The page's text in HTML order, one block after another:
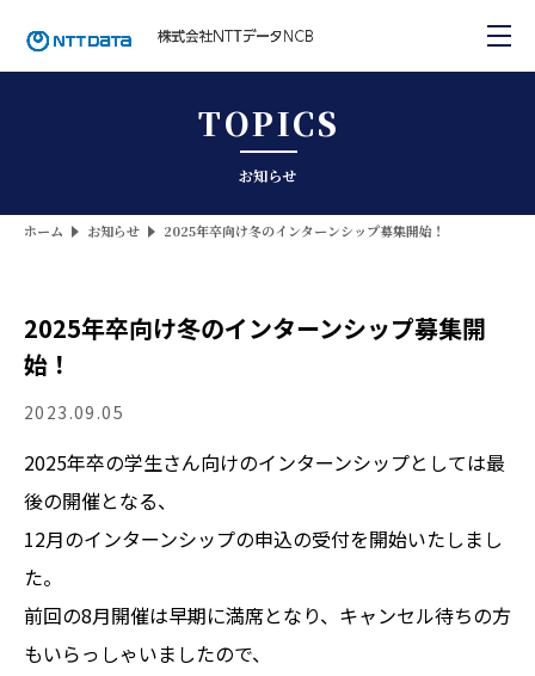
TOPICS
お知らせ
ホーム お知らせ 2025年卒向け冬のインターンシップ募集開始！
2025年卒向け冬のインターンシップ募集開
始！
2023.09.05
2025年卒の学生さん向けのインターンシップとしては最
後の開催となる、
12月のインターンシップの申込の受付を開始いたしまし
た。
前回の8月開催は早期に満席となり、キャンセル待ちの方
もいらっしゃいましたので、